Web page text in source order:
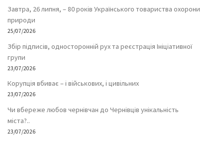
Завтра, 26 липня, – 80 років Українського товариства охорони
природи
25/07/2026
Збір підписів, односторонній рух та реєстрація Ініціативної
групи
23/07/2026
Корупція вбиває – і військових, і цивільних
23/07/2026
Чи вбереже любов чернівчан до Чернівців унікальність
міста?..
23/07/2026